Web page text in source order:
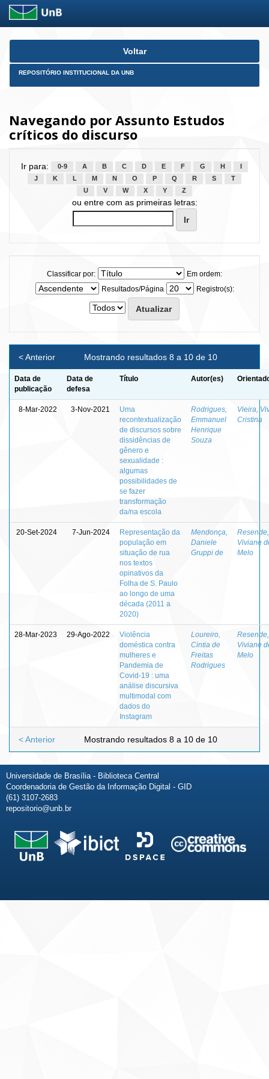
Skip
Voltar
REPOSITÓRIO INSTITUCIONAL DA UNB
Navegando por Assunto Estudos
críticos do discurso
Ir para: 0-9 A B C D E F G H
J
K L M N O P Q R S
T
U
V W X Y Z
ou entre com as primeiras letras:
Classificar por:
Em ordem:
Resultados/Página
Registro(s):
Mostrando resultados 8 a 10 de 10
< Anterior
Data de
publicação
Data de
defesa
Título Autor(es)
8-Mar-2022 3-Nov-2021
Uma
recontextualização
de discursos sobre
dissidências de
gênero e
sexualidade :
algumas
possibilidades de
se fazer
transformação
da/na escola
Rodrigues,
Emmanuel
Henrique
Souza
Vieira,
Cristina
20-Set-2024 7-Jun-2024
Representação da
população em
situação de rua
nos textos
opinativos da
Folha de S. Paulo
ao longo de uma
década (2011 a
2020)
Mendonça,
Daniele
Gruppi de
Resende,
Viviane
Melo
28-Mar-2023 29-Ago-2022
Violência
doméstica contra
mulheres e
Pandemia de
Covid-19 : uma
análise discursiva
multimodal com
dados do
Instagram
Loureiro,
Cintia de
Freitas
Rodrigues
Resende,
Viviane
Melo
Mostrando resultados 8 a 10 de 10
< Anterior
Universidade de Brasília - Biblioteca Central
Coordenadoria de Gestão da Informação Digital - GID
(61) 3107-2683
repositorio@unb.br